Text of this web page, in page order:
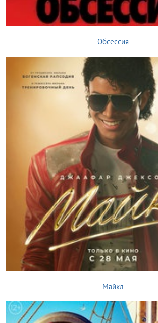
Обсессия
Майкл